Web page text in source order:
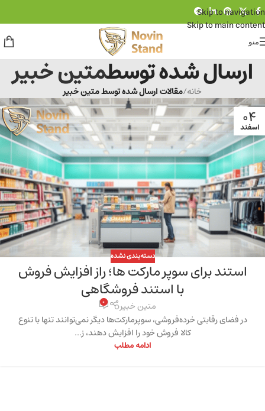
Skip to navigation
Skip to main content
منو
ارسال شده توسطمتین خبیر
خانه/مقالات ارسال شده توسط متین خبیر
04
اسفند
دسته‌بندی نشده
استند برای سوپر مارکت‌ ها؛ راز افزایش فروش
با استند فروشگاهی
متین خبیر 0
در فضای رقابتی خرده‌فروشی، سوپرمارکت‌ها دیگر نمی‌توانند تنها با تنوع
کالا فروش خود را افزایش دهند، ز...
ادامه مطلب